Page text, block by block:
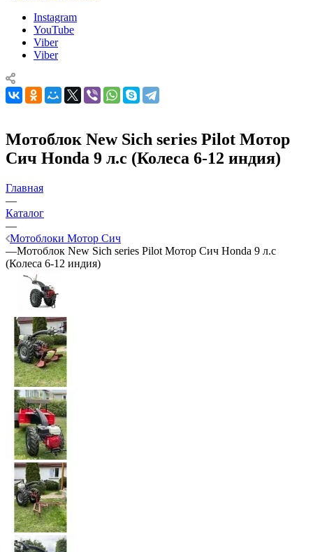
Instagram
YouTube
Viber
Viber
Мотоблок New Sich series Pilot Мотор
Сич Honda 9 л.с (Колеса 6-12 индия)
Главная
—
Каталог
—
Мотоблоки Мотор Сич
—Мотоблок New Sich series Pilot Мотор Сич Honda 9 л.с
(Колеса 6-12 индия)